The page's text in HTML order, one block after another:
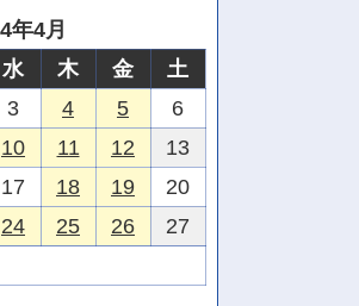
年4月
水 木 金
土
3 4 5
6
10 11 12
13
17 18 19
20
24 25 26
27